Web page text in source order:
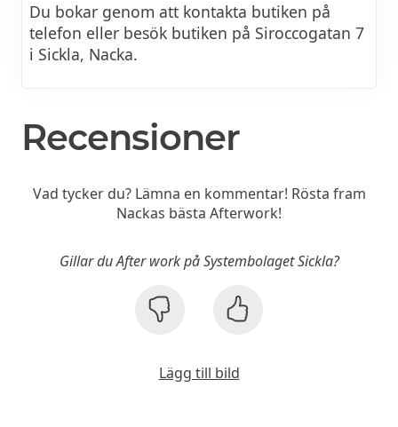
Du bokar genom att kontakta butiken på
telefon eller besök butiken på Siroccogatan 7
i Sickla, Nacka.
Recensioner
Vad tycker du? Lämna en kommentar! Rösta fram
Nackas bästa Afterwork!
Gillar du After work på Systembolaget Sickla?
Lägg till bild